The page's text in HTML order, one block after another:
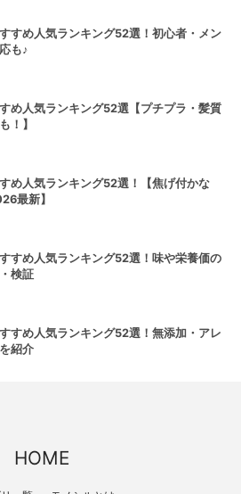
すめ人気ランキング52選！初心者・メン
も♪
め人気ランキング52選【プチプラ・髪質
！】
め人気ランキング52選！【焦げ付かな
最新】
すめ人気ランキング52選！味や栄養価の
検証
すめ人気ランキング52選！無添加・アレ
紹介
HOME